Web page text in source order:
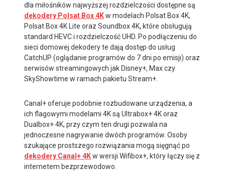
dla miłośników najwyższej rozdzielczości dostępne są
dekodery Polsat Box 4Kw modelach Polsat Box 4K,
Polsat Box 4K Lite oraz Soundbox 4K, które obsługują
standard HEVC i rozdzielczość UHD. Po podłączeniu do
sieci domowej dekodery te dają dostęp do usług
CatchUP (oglądanie programów do 7 dni po emisji) oraz
serwisów streamingowych jak Disney+, Max czy
SkyShowtime w ramach pakietu Stream+.
Canal+ oferuje podobnie rozbudowane urządzenia, a
ich flagowymi modelami 4K są Ultrabox+ 4K oraz
Dualbox+ 4K, przy czym ten drugi pozwala na
jednoczesne nagrywanie dwóch programów. Osoby
szukające prostszego rozwiązania mogą sięgnąć po
dekodery Canal+ 4Kw wersji Wifibox+, który łączy się z
internetem bezprzewodowo.